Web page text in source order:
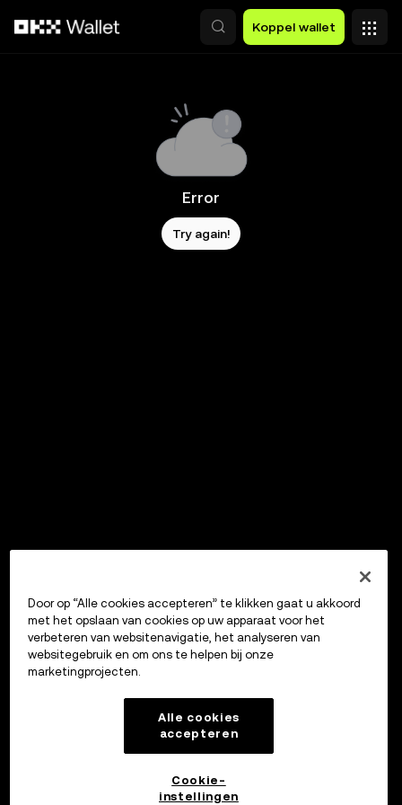
Koppel wallet
Error
Try again!
Door op “Alle cookies accepteren” te klikken gaat u akkoord
met het opslaan van cookies op uw apparaat voor het
verbeteren van websitenavigatie, het analyseren van
websitegebruik en om ons te helpen bij onze
marketingprojecten.
Alle cookies
accepteren
Cookie-
instellingen